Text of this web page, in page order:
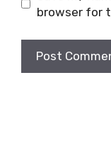
browser for